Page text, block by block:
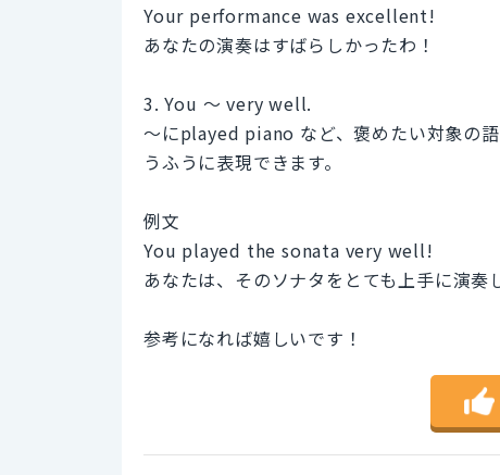
Your performance was excellent!
あなたの演奏はすばらしかったわ！
3. You 〜 very well.
〜にplayed piano など、褒めたい対象の
うふうに表現できます。
例文
You played the sonata very well!
あなたは、そのソナタをとても上手に演奏
参考になれば嬉しいです！